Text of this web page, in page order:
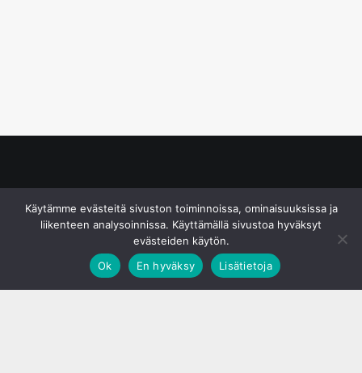
Käytämme evästeitä sivuston toiminnoissa, ominaisuuksissa ja
liikenteen analysoinnissa. Käyttämällä sivustoa hyväksyt
evästeiden käytön.
Ok
En hyväksy Lisätietoja